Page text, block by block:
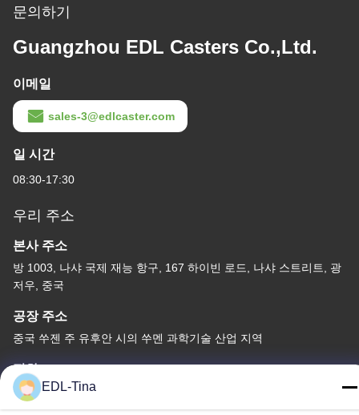
문의하기
Guangzhou EDL Casters Co.,Ltd.
이메일
sales-3@edlcaster.com
일 시간
08:30-17:30
우리 주소
본사 주소
방 1003, 나샤 국제 재능 항구, 167 하이빈 로드, 나샤 스트리트, 광
저우, 중국
공장 주소
중국 쑤젠 주 유후안 시의 쑤멘 과학기술 산업 지역
전화
86--17701960455
EDL-Tina